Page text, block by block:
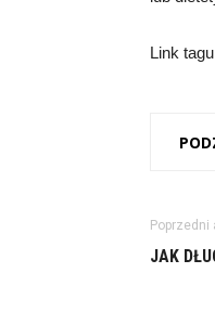
Link
Poprzedni
JAK